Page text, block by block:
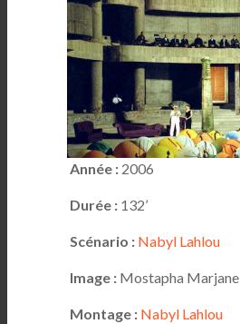
Année : 2006
Durée : 132’
Scénario : Nabyl Lahlou
Image : Mostapha Marjane
Montage : Nabyl Lahlou